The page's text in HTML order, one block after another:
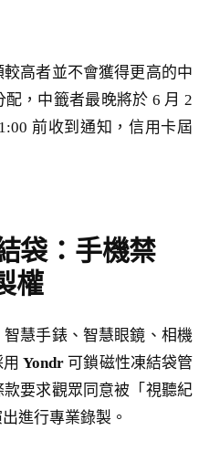
高者並不會獲得更高的中
，中籤者最晚將於 6 月 2
前收到通知，信用卡屆
袋：手機禁
權
慧手錶、智慧眼鏡、相機
用Yondr 可鎖磁性凍結袋管
要求觀眾同意被「視聽紀
進行專業錄製。